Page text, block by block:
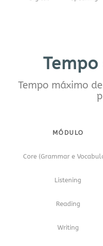
Tempo máximo
MÓDULO
Core (Grammar e
Listening
Reading
Writing